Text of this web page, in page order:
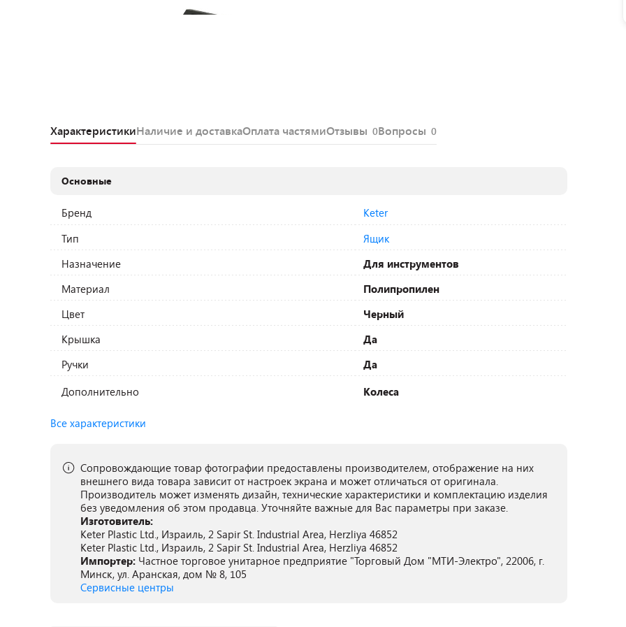
ХарактеристикиНаличие и доставкаОплата частямиОтзывы 0Вопросы 0
Основные
Бренд
Keter
Тип
Ящик
Назначение
Для инструментов
Материал
Полипропилен
Цвет
Черный
Крышка
Да
Ручки
Да
Дополнительно
Колеса
Все характеристики
Сопровождающие товар фотографии предоставлены производителем, отображение на них
внешнего вида товара зависит от настроек экрана и может отличаться от оригинала.
Производитель может изменять дизайн, технические характеристики и комплектацию изделия
без уведомления об этом продавца. Уточняйте важные для Вас параметры при заказе.
Изготовитель:
Keter Plastic Ltd., Израиль, 2 Sapir St. Industrial Area, Herzliya 46852
Keter Plastic Ltd., Израиль, 2 Sapir St. Industrial Area, Herzliya 46852
Импортер: Частное торговое унитарное предприятие "Торговый Дом "МТИ-Электро", 22006, г.
Минск, ул. Аранская, дом № 8, 105
Сервисные центры